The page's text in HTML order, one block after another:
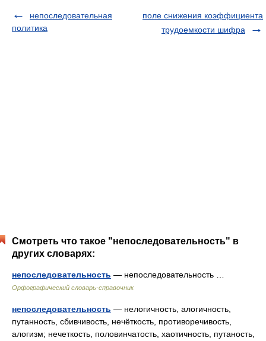
непоследовательная
политика
поле снижения коэффициента
трудоемкости шифра
Смотреть что такое "непоследовательность" в
других словарях:
непоследовательность — непоследовательность …
Орфографический словарь-справочник
непоследовательность — нелогичность, алогичность,
путанность, сбивчивость, нечёткость, противоречивость,
алогизм; нечеткость, половинчатость, хаотичность, путаность,